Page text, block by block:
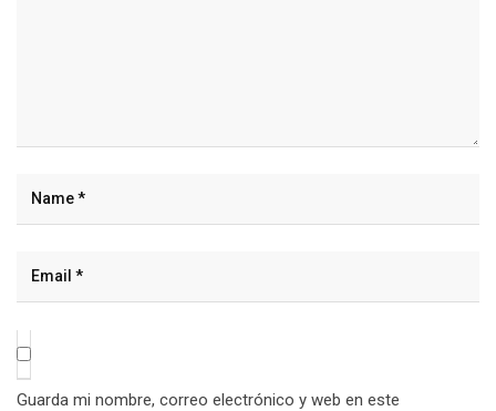
Guarda mi nombre, correo electrónico y web en este